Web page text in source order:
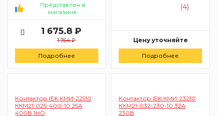
Представлен в
магазине
1 675.8 ₽
1 764 ₽
Подробнее
(4)
Цену уточняйте
Заказать
Подробнее
Контактор IEK КМИ-22510
ККМ21-025-400-10 25А
400В 1НО
Контактор IEK КМИ-23210
ККМ21-032-230-10 32А
230В